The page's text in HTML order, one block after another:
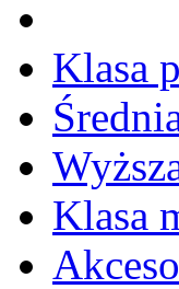
Klasa
Klasa